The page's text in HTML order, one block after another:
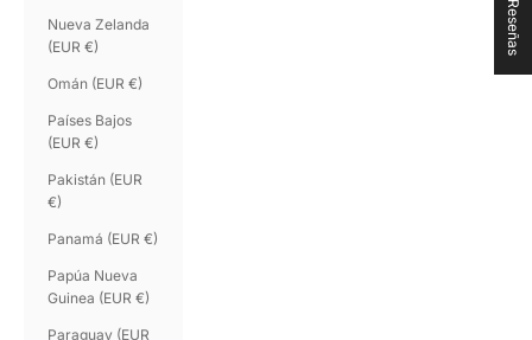
Nueva Zelanda
(EUR €)
Omán (EUR €)
Países Bajos
(EUR €)
Pakistán (EUR
€)
Panamá (EUR €)
Papúa Nueva
Guinea (EUR €)
Paraguay (EUR
★ Reseñas